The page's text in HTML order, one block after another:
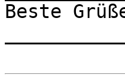
Beste